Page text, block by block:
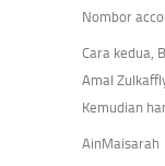
Nombor
Cara kedua,
Amal
Kemudian
AinMaisarah